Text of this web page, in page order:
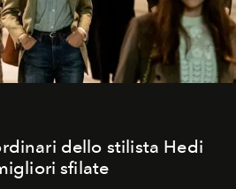
dello stilista Hedi
sfilate